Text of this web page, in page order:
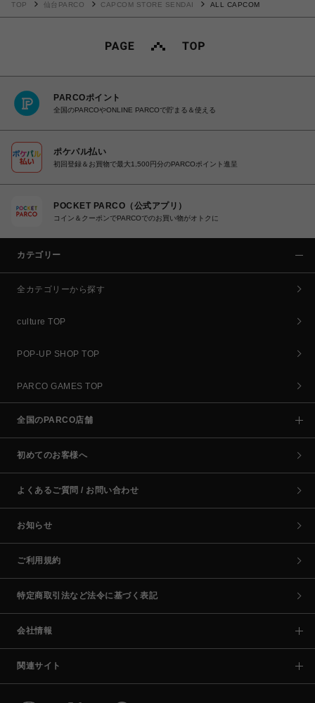
TOP 仙台PARCO CAPCOM STORE SENDAI ALL CAPCOM
PARCOポイント
全国のPARCOやONLINE PARCOで貯まる＆使える
ポケパル払い
初回登録＆お買物で最大1,500円分のPARCOポイント進呈
POCKET PARCO（公式アプリ）
コイン＆クーポンでPARCOでのお買い物がオトクに
カテゴリー
全カテゴリーから探す
culture TOP
POP-UP SHOP TOP
PARCO GAMES TOP
全国のPARCO店舗
初めてのお客様へ
よくあるご質問 / お問い合わせ
お知らせ
ご利用規約
特定商取引法など法令に基づく表記
会社情報
関連サイト